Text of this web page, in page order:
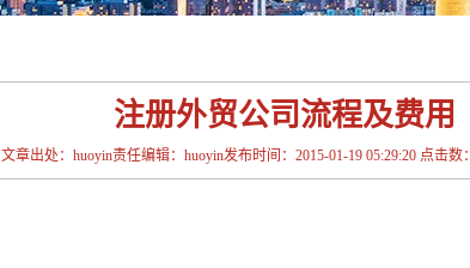
注册外贸公司流程及费用
文章出处：huoyin责任编辑：huoyin发布时间：2015-01-19 05:29:20 点击数：